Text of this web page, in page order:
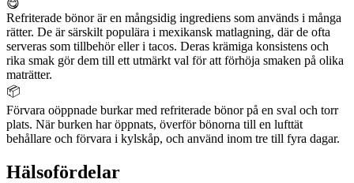
😋
Refriterade bönor är en mångsidig ingrediens som används i många
rätter. De är särskilt populära i mexikansk matlagning, där de ofta
serveras som tillbehör eller i tacos. Deras krämiga konsistens och
rika smak gör dem till ett utmärkt val för att förhöja smaken på olika
maträtter.
📦
Förvara oöppnade burkar med refriterade bönor på en sval och torr
plats. När burken har öppnats, överför bönorna till en lufttät
behållare och förvara i kylskåp, och använd inom tre till fyra dagar.
Hälsofördelar